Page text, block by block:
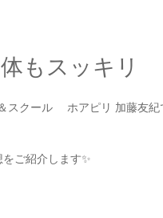
もスッキリ
クール ホアピリ 加藤友紀
ご紹介します✨